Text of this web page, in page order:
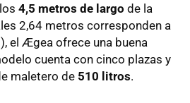
4,5 metros de largo de la
2,64 metros corresponden a
el Ægea ofrece una buena
cuenta con cinco plazas y
maletero de 510 litros.